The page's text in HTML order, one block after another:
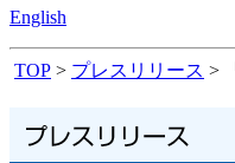
English
TOP > プレスリリース >